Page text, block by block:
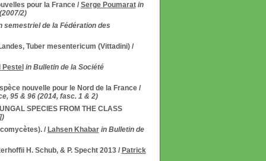
pour la France/ Serge Poumarat in
2)
semestriel de la Fédération des
Tuber mesentericum (Vittadini)/
in Bulletin de la Société
nouvelle pour le Nord de la France/
95 & 96 (2014, fasc. 1 & 2)
SPECIES FROM THE CLASS
/ Lahsen Khabar in Bulletin de
H. Schub, & P. Specht 2013/ Patrick